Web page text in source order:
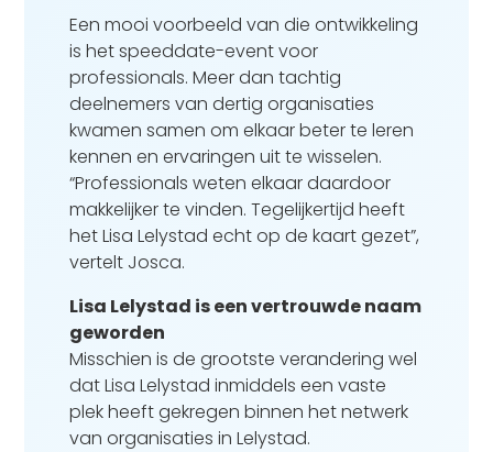
Een mooi voorbeeld van die ontwikkeling
is het speeddate-event voor
professionals. Meer dan tachtig
deelnemers van dertig organisaties
kwamen samen om elkaar beter te leren
kennen en ervaringen uit te wisselen.
“Professionals weten elkaar daardoor
makkelijker te vinden. Tegelijkertijd heeft
het Lisa Lelystad echt op de kaart gezet”,
vertelt Josca.
Lisa Lelystad is een vertrouwde naam
geworden
Misschien is de grootste verandering wel
dat Lisa Lelystad inmiddels een vaste
plek heeft gekregen binnen het netwerk
van organisaties in Lelystad.